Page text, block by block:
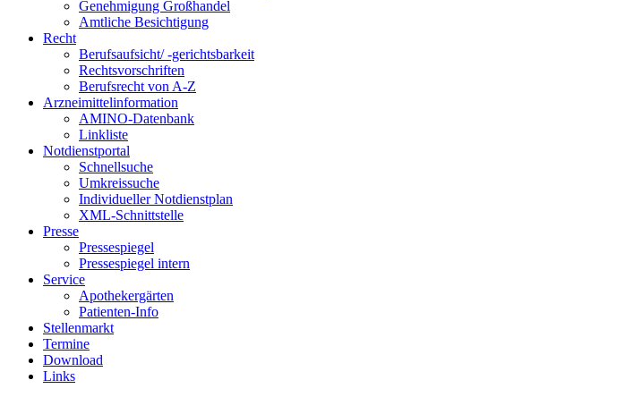
Genehmigung Großhandel
Amtliche Besichtigung
Recht
Berufsaufsicht/ -gerichtsbarkeit
Rechtsvorschriften
Berufsrecht von A-Z
Arzneimittelinformation
AMINO-Datenbank
Linkliste
Notdienstportal
Schnellsuche
Umkreissuche
Individueller Notdienstplan
XML-Schnittstelle
Presse
Pressespiegel
Pressespiegel intern
Service
Apothekergärten
Patienten-Info
Stellenmarkt
Termine
Download
Links